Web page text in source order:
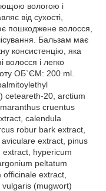
вологою і
від сухості,
пошкоджене волосся,
Бальзам має
консистенцію, яка
волосся і легко
ОБ`ЄМ: 200 ml.
ceteareth-20, arctium
cruentus
calendula
robur bark extract,
extract, pinus
hypericum
peltatum
extract,
(mugwort)